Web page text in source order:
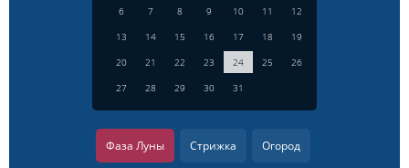
6
7 8 9 10 11
12
13
14 15 16 17 18
19
20
21 22 23 24 25
26
27
28 29 30 31
Фаза Луны Стрижка Огород